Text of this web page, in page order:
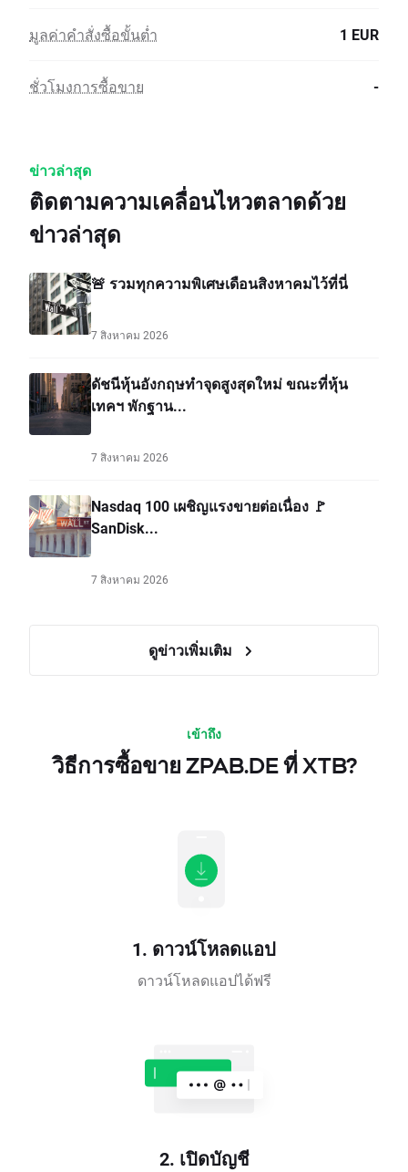
มูลค่าคำสั่งซื้อขั้นต่ำ 1 EUR
ชั่วโมงการซื้อขาย -
ข่าวล่าสุด
ติดตามความเคลื่อนไหวตลาดด้วย
ข่าวล่าสุด
🚨 รวมทุกความพิเศษเดือนสิงหาคมไว้ที่นี่
7 สิงหาคม 2026
ดัชนีหุ้นอังกฤษทำจุดสูงสุดใหม่ ขณะที่หุ้น
เทคฯ พักฐาน...
7 สิงหาคม 2026
Nasdaq 100 เผชิญแรงขายต่อเนื่อง 🚩
SanDisk...
7 สิงหาคม 2026
ดูข่าวเพิ่มเติม
เข้าถึง
วิธีการซื้อขาย ZPAB.DE ที่ XTB?
1. ดาวน์โหลดแอป
ดาวน์โหลดแอปได้ฟรี
2. เปิดบัญชี